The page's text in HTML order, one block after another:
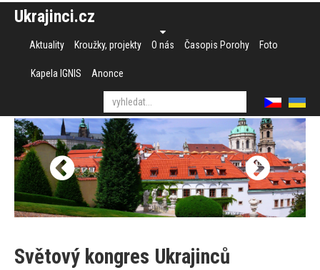
Ukrajinci.cz
Aktuality Kroužky, projekty O nás Časopis Porohy Foto
Kapela IGNIS Anonce
Světový kongres Ukrajinců